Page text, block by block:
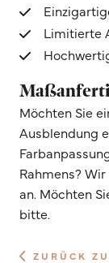
Limitierte
Möchten Sie
Ausblendung
Rahmens?
an. Möchten
bitte.
ZURÜCK